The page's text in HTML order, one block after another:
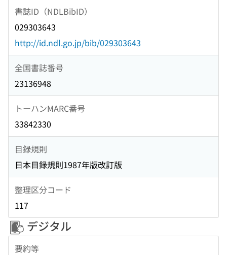
書誌ID（NDLBibID）
029303643
http://id.ndl.go.jp/bib/029303643
全国書誌番号
23136948
トーハンMARC番号
33842330
目録規則
日本目録規則1987年版改訂版
整理区分コード
117
デジタル
要約等